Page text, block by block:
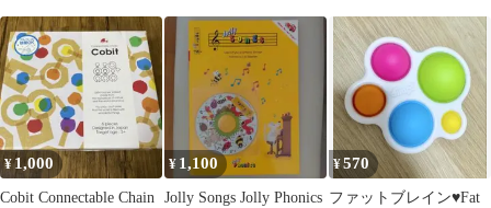
¥1,000
Cobit Connectable Chain
¥ 1,100
Jolly Songs Jolly Phonics
¥570
ファットブレイン♥Fat